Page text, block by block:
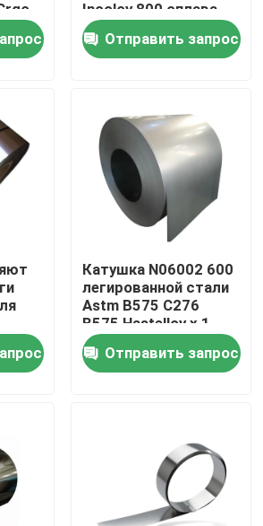
стали
стали
стали
нержавеющей стали
стали
Incoloy 800 сплава
никеля никеля 200
высокопрочная
Отправить запрос
Катушка N06002 600
легированной стали
Astm B575 C276
B575 Hastelloy x 1
601 плита Astm B443
Inconel 625
Отправить запрос